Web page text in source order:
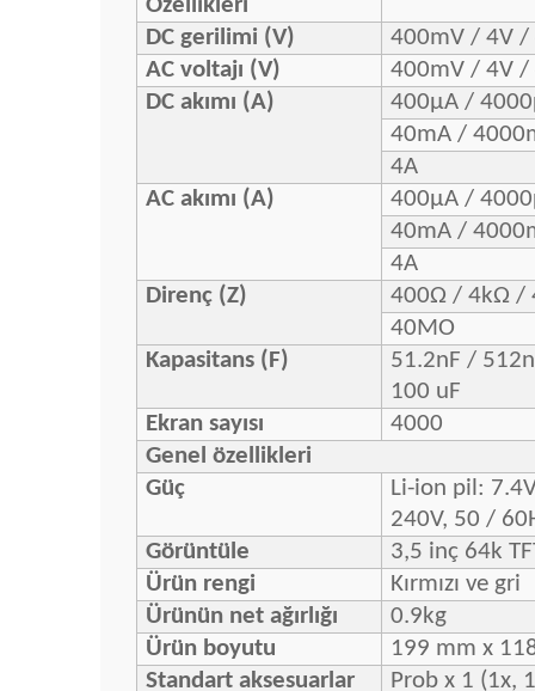
DC gerilimi (V) 400mV / 4V /
AC voltajı (V)
400mV / 4V /
DC akımı (A)
400μA /
40mA /
4A
AC akımı (A)
400μA /
40mA /
4A
Direnç (Z)
400Ω / 4kΩ /
40MO
Kapasitans (F)
51.2nF /
100 uF
Ekran sayısı
4000
Genel özellikleri
Güç
Li-ion pil:
240V, 50 /
Görüntüle
3,5 inç 64k
Ürün rengi
Kırmızı ve gri
Ürünün net ağırlığı
0.9kg
Ürün boyutu
199 mm x
Standart aksesuarlar
Prob x 1 (1x,